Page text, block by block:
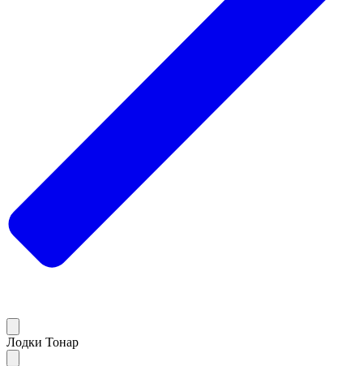
Лодки Тонар